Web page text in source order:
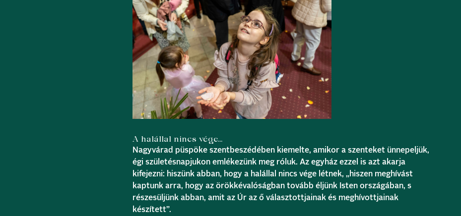
A halállal nincs vége…
Nagyvárad püspöke szentbeszédében kiemelte, amikor a szenteket ünnepeljük,
égi születésnapjukon emlékezünk meg róluk. Az egyház ezzel is azt akarja
kifejezni: hiszünk abban, hogy a halállal nincs vége létnek, „hiszen meghívást
kaptunk arra, hogy az örökkévalóságban tovább éljünk Isten országában, s
részesüljünk abban, amit az Úr az ő választottjainak és meghívottjainak
készített”.